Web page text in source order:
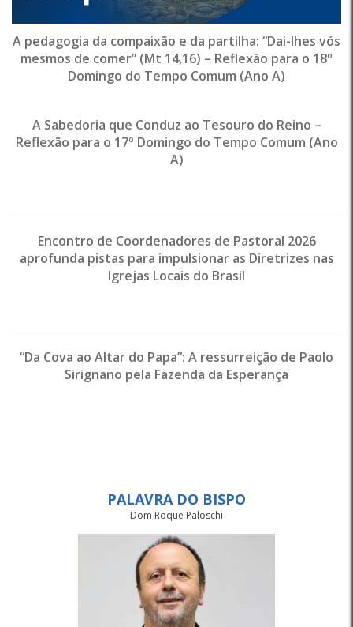
A pedagogia da compaixão e da partilha: “Dai-lhes vós
mesmos de comer” (Mt 14,16) – Reflexão para o 18º
Domingo do Tempo Comum (Ano A)
A Sabedoria que Conduz ao Tesouro do Reino –
Reflexão para o 17º Domingo do Tempo Comum (Ano
A)
Encontro de Coordenadores de Pastoral 2026
aprofunda pistas para impulsionar as Diretrizes nas
Igrejas Locais do Brasil
“Da Cova ao Altar do Papa”: A ressurreição de Paolo
Sirignano pela Fazenda da Esperança
PALAVRA DO BISPO
Dom Roque Paloschi